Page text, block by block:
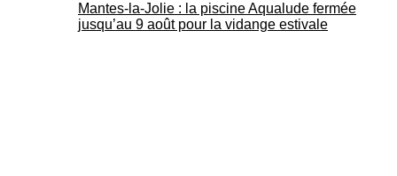
Mantes-la-Jolie : la piscine Aqualude fermée
jusqu’au 9 août pour la vidange estivale